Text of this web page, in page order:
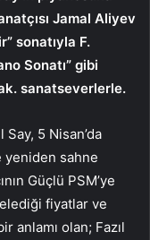
Jamal Aliyev
sonatıyla F.
Sonatı” gibi
sanatseverlerle.
5 Nisan’da
yeniden sahne
Güçlü PSM’ye
fiyatlar ve
anlamı olan; Fazıl